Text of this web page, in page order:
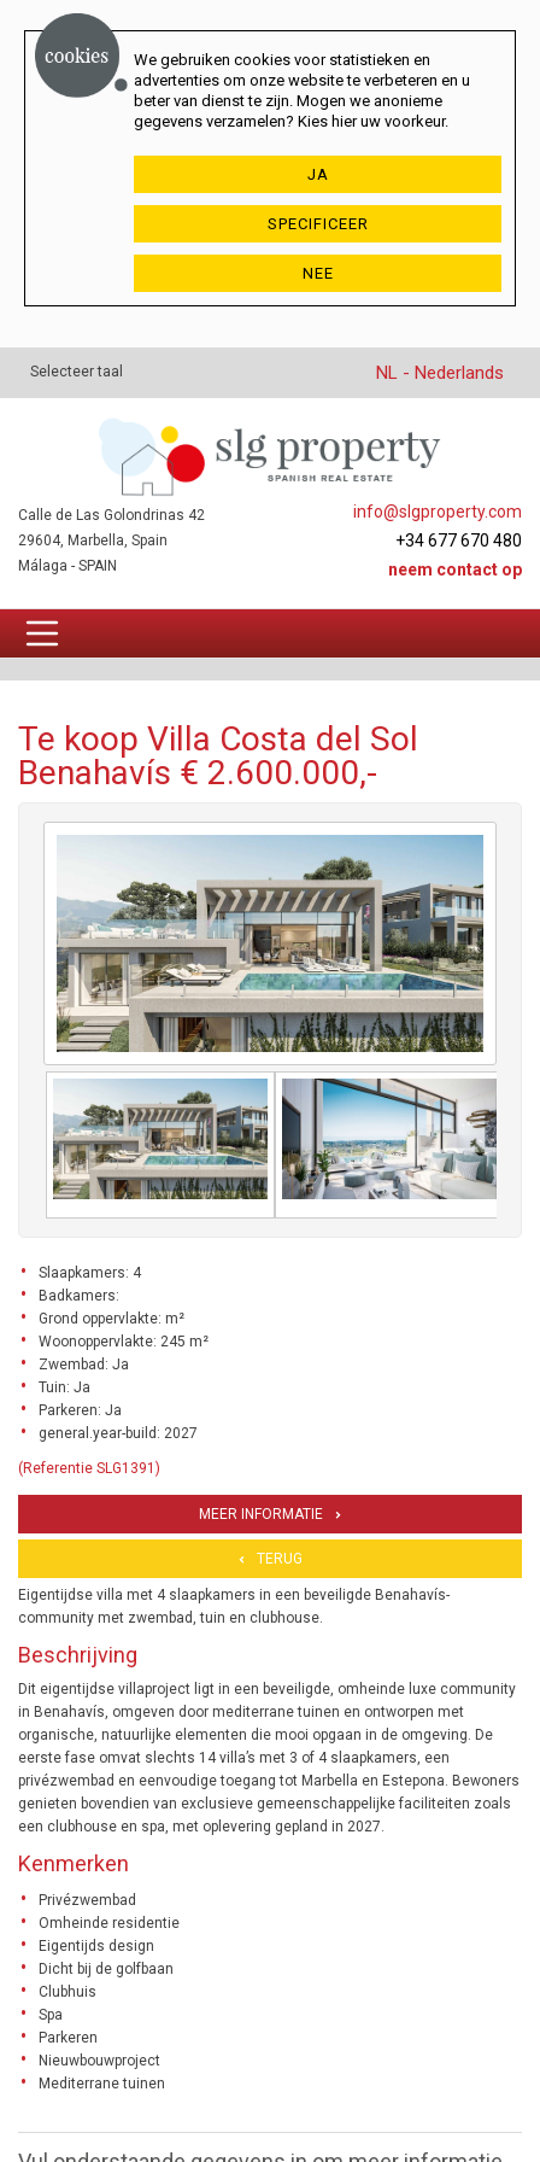
We gebruiken cookies voor statistieken en
advertenties om onze website te verbeteren en u
beter van dienst te zijn. Mogen we anonieme
gegevens verzamelen? Kies hier uw voorkeur.
JA
SPECIFICEER
NEE
Selecteer taal NL - Nederlands
info@slgproperty.com
+34 677 670 480
neem contact op
Calle de Las Golondrinas 42
29604, Marbella, Spain
Málaga - SPAIN
Te koop Villa Costa del Sol
Benahavís € 2.600.000,-
Slaapkamers: 4
Badkamers:
Grond oppervlakte: m²
Woonoppervlakte: 245 m²
Zwembad: Ja
Tuin: Ja
Parkeren: Ja
general.year-build: 2027
(Referentie SLG1391)
MEER INFORMATIE
TERUG
Eigentijdse villa met 4 slaapkamers in een beveiligde Benahavís-
community met zwembad, tuin en clubhouse.
Beschrijving
Dit eigentijdse villaproject ligt in een beveiligde, omheinde luxe community
in Benahavís, omgeven door mediterrane tuinen en ontworpen met
organische, natuurlijke elementen die mooi opgaan in de omgeving. De
eerste fase omvat slechts 14 villa’s met 3 of 4 slaapkamers, een
privézwembad en eenvoudige toegang tot Marbella en Estepona. Bewoners
genieten bovendien van exclusieve gemeenschappelijke faciliteiten zoals
een clubhouse en spa, met oplevering gepland in 2027.
Kenmerken
Privézwembad
Omheinde residentie
Eigentijds design
Dicht bij de golfbaan
Clubhuis
Spa
Parkeren
Nieuwbouwproject
Mediterrane tuinen